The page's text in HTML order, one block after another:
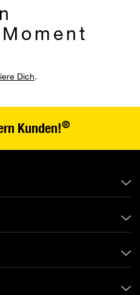
Dich.
Kunden!®